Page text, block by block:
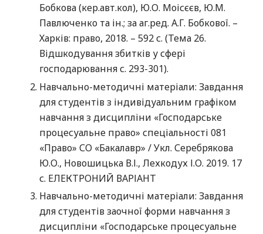
Бобкова (кер.авт.кол), Ю.О. Моісєєв, Ю.М.
Павлюченко та ін.; за аг.ред. А.Г. Бобкової. –
Харків: право, 2018. – 592 с. (Тема 26.
Відшкодування збитків у сфері
господарювання с. 293-301).
Навчально-методичні матеріали: Завдання
для студентів з індивідуальним графіком
навчання з дисципліни «Господарське
процесуальне право» спеціальності 081
«Право» СО «Бакалавр» / Укл. Серебрякова
Ю.О., Новошицька В.І., Лехкодух І.О. 2019. 17
с. ЕЛЕКТРОНИЙ ВАРІАНТ
Навчально-методичні матеріали: Завдання
для студентів заочної форми навчання з
дисципліни «Господарське процесуальне